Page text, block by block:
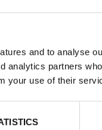
and to analyse
analytics partners
your use of their
District
när textil-